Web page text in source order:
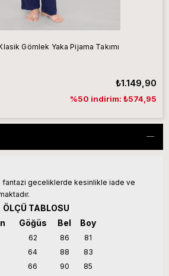
Gömlek Yaka Pijama Takımı
₺1.149,90
%50 indirim: ₺574,95
geceliklerde kesinlikle iade ve
ÖLÇÜ TABLOSU
Göğüs Bel Boy
62 86
81
64 88
83
66 90 85